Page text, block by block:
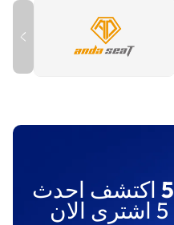
اكتشف احدث